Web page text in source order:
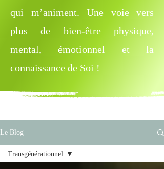
qui m’animent. Une voie vers
plus de bien-être physique,
mental, émotionnel et la
connaissance de Soi !
Le Blog
Transgénérationnel